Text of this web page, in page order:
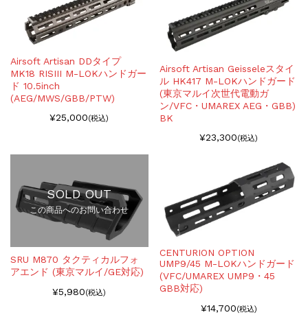
Airsoft Artisan DDタイプ
MK18 RISIII M-LOKハンドガー
ド 10.5inch
(AEG/MWS/GBB/PTW)
¥25,000(税込)
Airsoft Artisan Geisseleスタイ
ル HK417 M-LOKハンドガード
(東京マルイ次世代電動ガ
ン/VFC・UMAREX AEG・GBB)
BK
¥23,300(税込)
SOLD OUT
この商品へのお問い合わせ
SRU M870 タクティカルフォ
アエンド (東京マルイ/GE対応)
¥5,980(税込)
CENTURION OPTION
UMP9/45 M-LOKハンドガード
(VFC/UMAREX UMP9・45
GBB対応)
¥14,700(税込)